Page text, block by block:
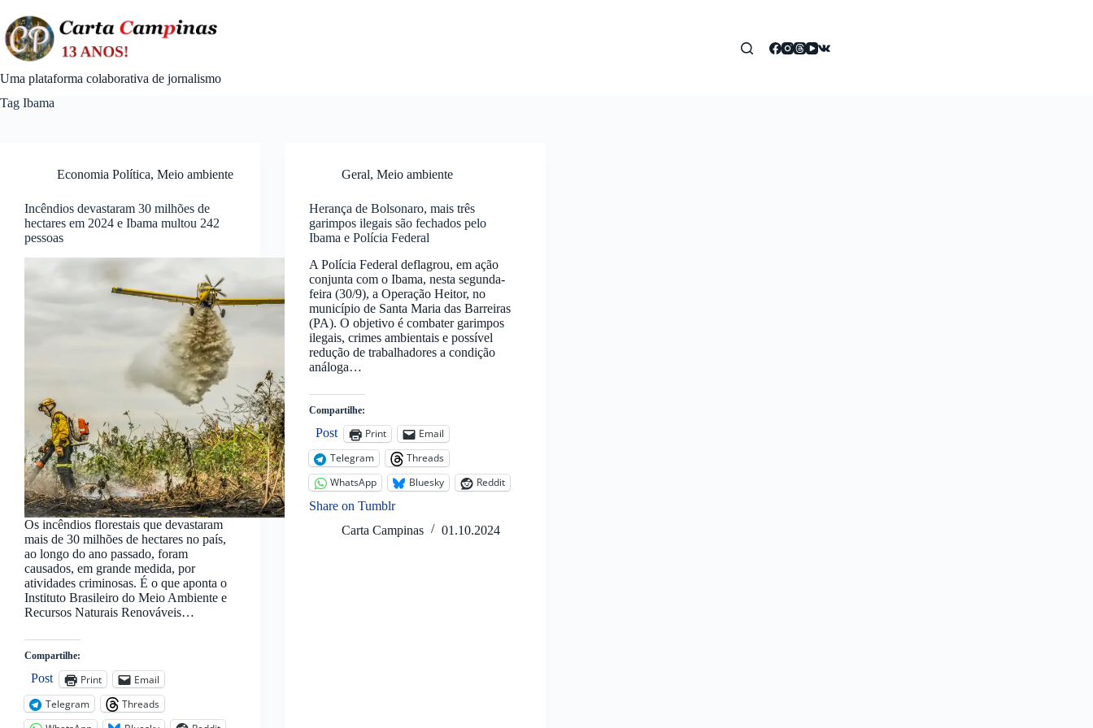
content
Uma plataforma colaborativa de jornalismo
Tag Ibama
Economia Política, Meio ambiente
Incêndios devastaram 30 milhões de
hectares em 2024 e Ibama multou 242
pessoas
Os incêndios florestais que devastaram
mais de 30 milhões de hectares no país,
ao longo do ano passado, foram
causados, em grande medida, por
atividades criminosas. É o que aponta o
Instituto Brasileiro do Meio Ambiente e
Recursos Naturais Renováveis…
Compartilhe:
Post Print
Email
Telegram
Threads
Geral,Meio ambiente
Herança de Bolsonaro, mais três
garimpos ilegais são fechados pelo
Ibama e Polícia Federal
A Polícia Federal deflagrou, em ação
conjunta com o Ibama, nesta segunda-
feira (30/9), a Operação Heitor, no
município de Santa Maria das Barreiras
(PA). O objetivo é combater garimpos
ilegais, crimes ambientais e possível
redução de trabalhadores a condição
análoga…
Compartilhe:
Post Print
Email
Telegram
Threads
WhatsApp
Bluesky
Reddit
Share on Tumblr
Carta Campinas
01.10.2024